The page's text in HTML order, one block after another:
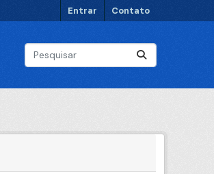
Entrar Contato